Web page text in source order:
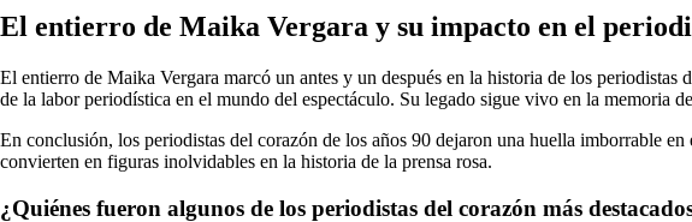
El entierro de Maika Vergara y su impacto en el
El entierro de Maika Vergara marcó un antes y un después en la historia de los
de la labor periodística en el mundo del espectáculo. Su legado sigue vivo en la memoria
En conclusión, los periodistas del corazón de los años 90 dejaron una huella imborrable
convierten en figuras inolvidables en la historia de la prensa rosa.
¿Quiénes fueron algunos de los periodistas del corazón más